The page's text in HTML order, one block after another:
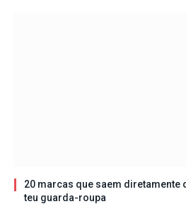
20 marcas que saem diretamente
teu guarda-roupa